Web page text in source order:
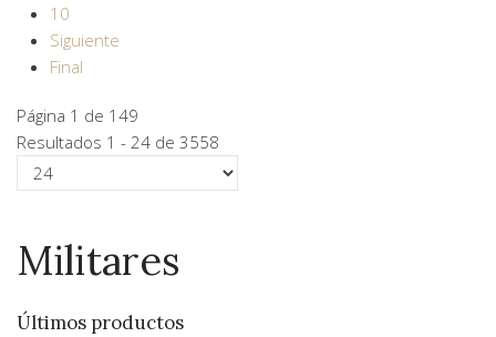
10
Siguiente
Final
Página 1 de 149
Resultados 1 - 24 de 3558
Militares
Últimos productos